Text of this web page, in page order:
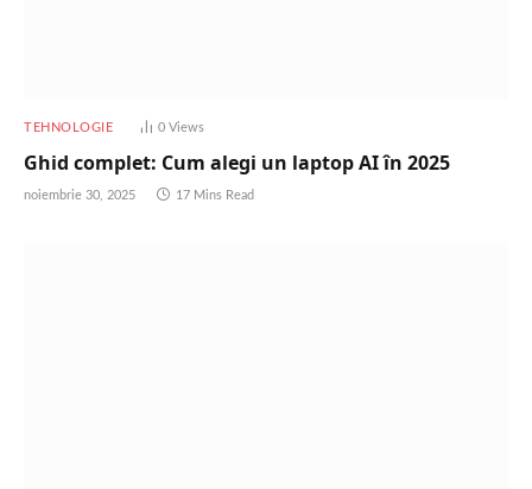
TEHNOLOGIE 0 Views
Ghid complet: Cum alegi un laptop AI în 2025
noiembrie 30, 2025 17 Mins Read